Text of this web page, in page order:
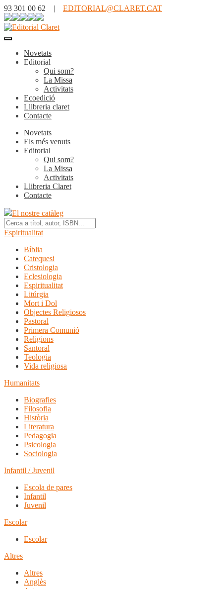
93 301 00 62 | EDITORIAL@CLARET.CAT
Novetats
Editorial
Qui som?
La Missa
Activitats
Ecoedició
Llibreria claret
Contacte
Novetats
Els més venuts
Editorial
Qui som?
La Missa
Activitats
Llibreria Claret
Contacte
El nostre catàleg
Espiritualitat
Bíblia
Catequesi
Cristologia
Eclesiologia
Espiritualitat
Litúrgia
Mort i Dol
Objectes Religiosos
Pastoral
Primera Comunió
Religions
Santoral
Teologia
Vida religiosa
Humanitats
Biografies
Filosofia
Història
Literatura
Pedagogia
Psicologia
Sociologia
Infantil / Juvenil
Escola de pares
Infantil
Juvenil
Escolar
Escolar
Altres
Altres
Anglès